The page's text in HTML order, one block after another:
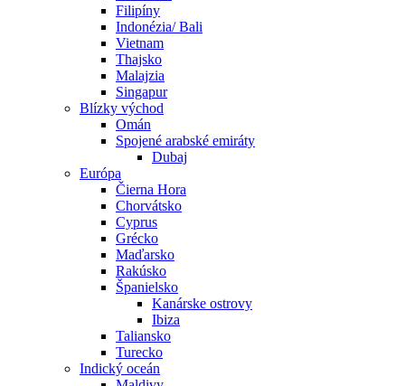
Filipíny
Indonézia/ Bali
Vietnam
Thajsko
Malajzia
Singapur
Blízky východ
Omán
Spojené arabské emiráty
Dubaj
Európa
Čierna Hora
Chorvátsko
Cyprus
Grécko
Maďarsko
Rakúsko
Španielsko
Kanárske ostrovy
Ibiza
Taliansko
Turecko
Indický oceán